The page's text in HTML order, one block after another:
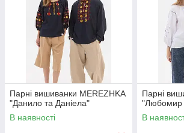
Парні вишиванки MEREZHKA
"Данило та Даніела"
В наявності
Парні
"Любомир
В